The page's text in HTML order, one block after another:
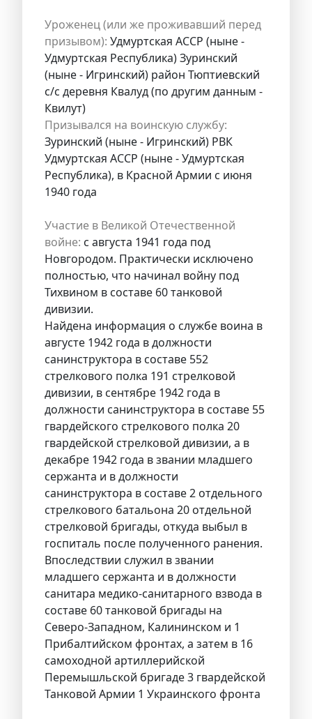
Уроженец (или же проживавший перед
призывом): Удмуртская АССР (ныне -
Удмуртская Республика) Зуринский
(ныне - Игринский) район Тюптиевский
с/с деревня Квалуд (по другим данным -
Квилут)
Призывался на воинскую службу:
Зуринский (ныне - Игринский) РВК
Удмуртская АССР (ныне - Удмуртская
Республика), в Красной Армии с июня
1940 года
Участие в Великой Отечественной
войне: с августа 1941 года под
Новгородом. Практически исключено
полностью, что начинал войну под
Тихвином в составе 60 танковой
дивизии.
Найдена информация о службе воина в
августе 1942 года в должности
санинструктора в составе 552
стрелкового полка 191 стрелковой
дивизии, в сентябре 1942 года в
должности санинструктора в составе 55
гвардейского стрелкового полка 20
гвардейской стрелковой дивизии, а в
декабре 1942 года в звании младшего
сержанта и в должности
санинструктора в составе 2 отдельного
стрелкового батальона 20 отдельной
стрелковой бригады, откуда выбыл в
госпиталь после полученного ранения.
Впоследствии служил в звании
младшего сержанта и в должности
санитара медико-санитарного взвода в
составе 60 танковой бригады на
Северо-Западном, Калининском и 1
Прибалтийском фронтах, а затем в 16
самоходной артиллерийской
Перемышльской бригаде 3 гвардейской
Танковой Армии 1 Украинского фронта